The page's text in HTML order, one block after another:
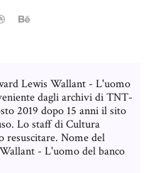
Lewis Wallant - L'uomo
dagli archivi di TNT-
2019 dopo 15 anni il sito
Lo staff di Cultura
resuscitare. Nome del
- L'uomo del banco